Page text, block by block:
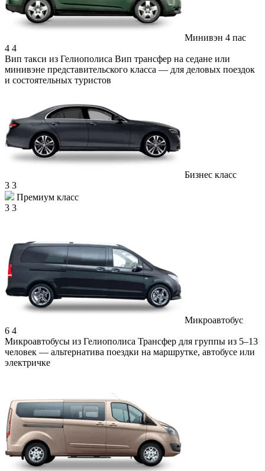
Минивэн 4 пас
4 4
Вип такси из Гелиополиса Вип трансфер на седане или
минивэне представительского класса — для деловых поездок
и состоятельных туристов
Бизнес класс
3 3
Премиум класс
3 3
Микроавтобус
6 4
Микроавтобусы из Гелиополиса Трансфер для группы из 5–13
человек — альтернатива поездки на маршрутке, автобусе или
электричке